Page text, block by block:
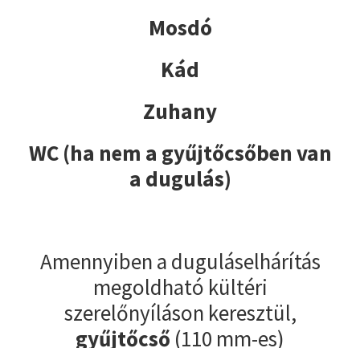
Mosdó
Kád
Zuhany
WC (ha nem a gyűjtőcsőben van
a dugulás)
Amennyiben a duguláselhárítás
megoldható kültéri
szerelőnyíláson keresztül,
gyűjtőcső (110 mm-es)